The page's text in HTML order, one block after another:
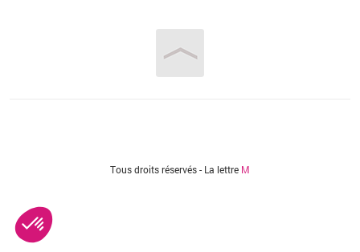
Tous droits réservés - La lettre M